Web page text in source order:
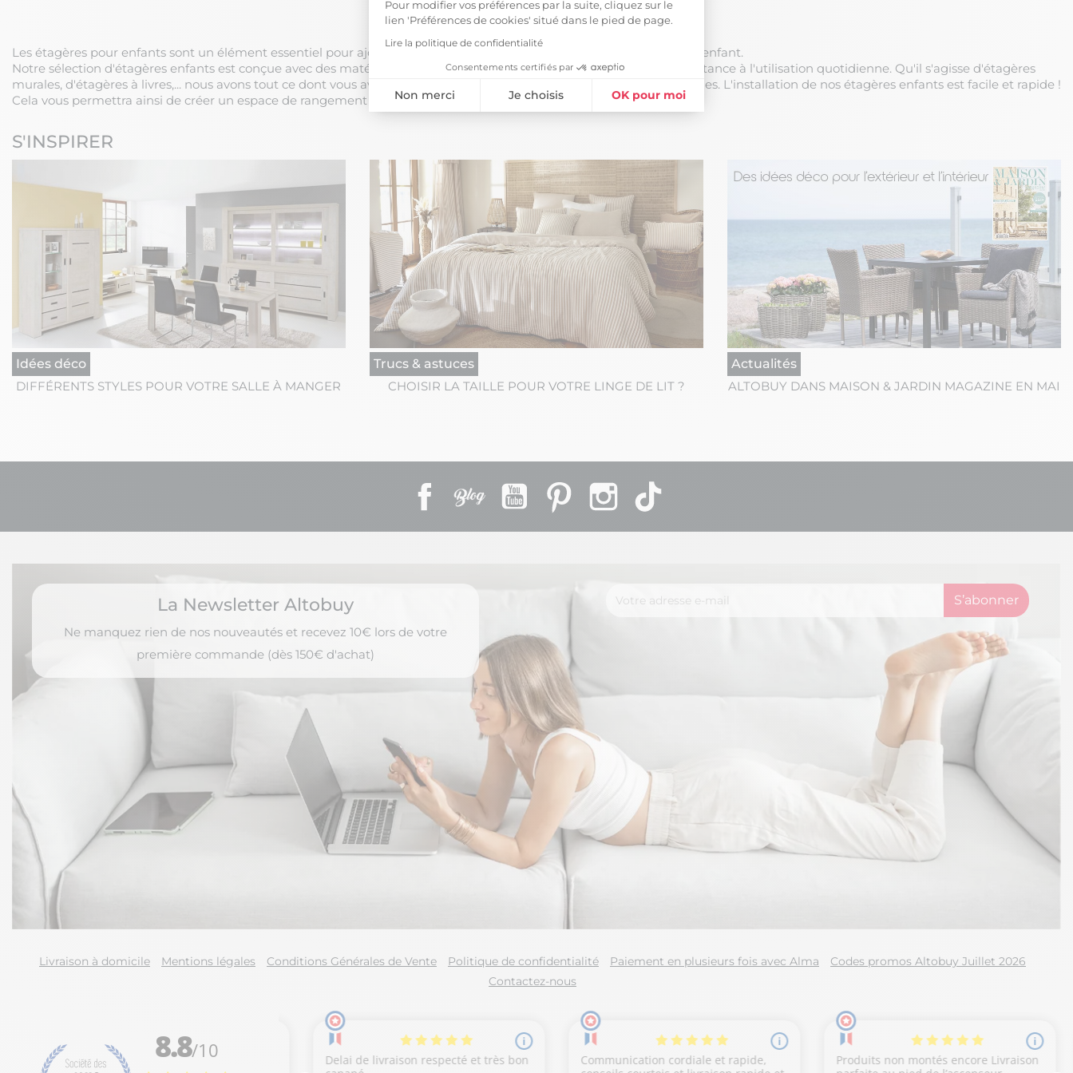
Pour modifier vos préférences par la suite, cliquez sur le
lien 'Préférences de cookies' situé dans le pied de page.
Lire la politique de confidentialité
Consentements certifiés par
Non merci Je choisis OK pour moi
Etagère enfant
Les étagères pour enfants sont un élément essentiel pour ajouter de l'organisation et du style à la chambre de votre enfant.
Notre sélection d'étagères enfants est conçue avec des matériaux de qualité pour garantir leur durabilité et leur résistance à l'utilisation quotidienne. Qu'il s'agisse d'étagères
murales, d'étagères à livres,... nous avons tout ce dont vous avez besoin pour ranger les jouets, les livres et autres articles. L'installation de nos étagères enfants est facile et rapide !
Cela vous permettra ainsi de créer un espace de rangement pratique et élégant pour votre enfant.
S'INSPIRER
Idées déco
DIFFÉRENTS STYLES POUR VOTRE SALLE À MANGER
Trucs & astuces
CHOISIR LA TAILLE POUR VOTRE LINGE DE LIT ?
Actualités
ALTOBUY DANS MAISON & JARDIN MAGAZINE EN MAI
Facebook
Rss YouTube PinterestInstagram
La Newsletter Altobuy
Ne manquez rien de nos nouveautés et recevez 10€ lors de votre
première commande (dès 150€ d'achat)
Livraison à domicile Mentions légales Conditions Générales de Vente Politique de confidentialité Paiement en plusieurs fois avec Alma
Codes promos Altobuy Juillet 2026
Contactez-nous